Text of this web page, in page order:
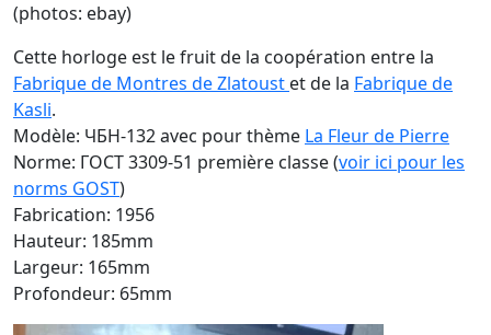
(photos: ebay)
Cette horloge est le fruit de la coopération entre la
Fabrique de Montres de Zlatoust et de la Fabrique de
Kasli.
Modèle: ЧБH-132 avec pour thème La Fleur de Pierre
Norme: ГОСТ 3309-51 première classe (voir ici pour les
norms GOST)
Fabrication: 1956
Hauteur: 185mm
Largeur: 165mm
Profondeur: 65mm